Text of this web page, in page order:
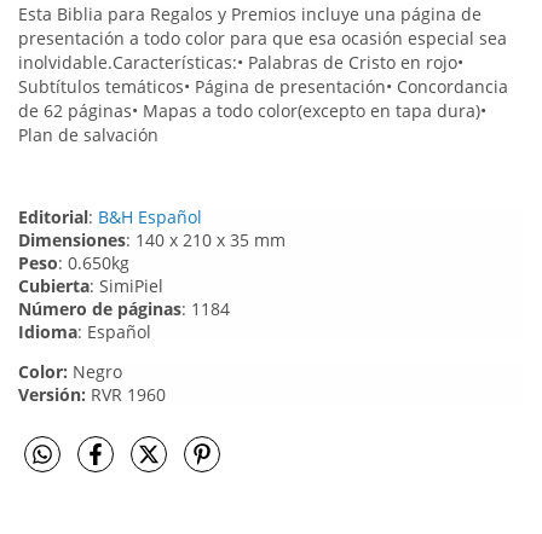
Esta Biblia para Regalos y Premios incluye una página de
presentación a todo color para que esa ocasión especial sea
inolvidable.Características:• Palabras de Cristo en rojo•
Subtítulos temáticos• Página de presentación• Concordancia
de 62 páginas• Mapas a todo color(excepto en tapa dura)•
Plan de salvación
Editorial: B&H Español
Dimensiones: 140 x 210 x 35 mm
Peso: 0.650kg
Cubierta: SimiPiel
Número de páginas: 1184
Idioma: Español
Color: Negro
Versión: RVR 1960